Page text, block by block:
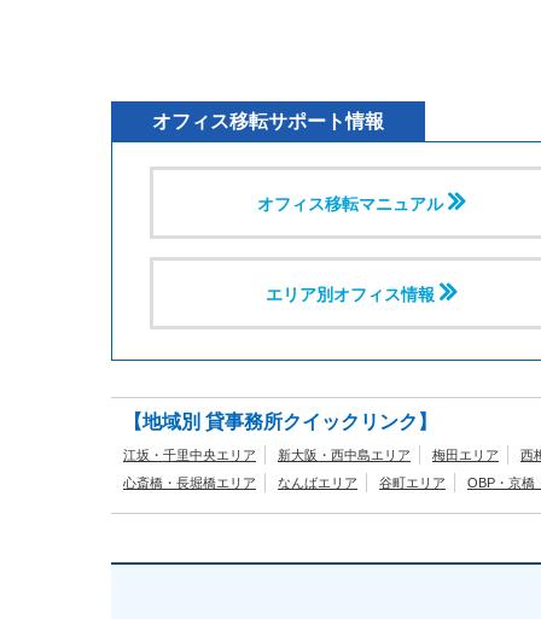
オフィス移転サポート情報
オフィス移転マニュアル
エリア別オフィス情報
【地域別 貸事務所クイックリンク】
江坂・千里中央エリア 新大阪・西中島エリア 梅田エリア
西
心斎橋・長堀橋エリア
なんばエリア 谷町エリア OBP・京橋